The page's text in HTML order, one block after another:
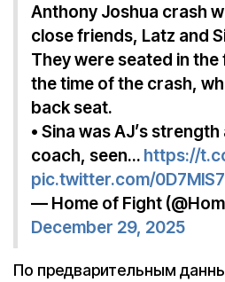
Anthony Joshua crash
close friends, Latz and
They were seated in
the time of the crash,
back seat.
• Sina was AJ’s
coach, seen… https://
pic.twitter.com/
— Home of Fight
December 29, 2025
По предварительным